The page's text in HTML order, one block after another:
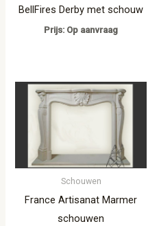
BellFires Derby met schouw
Prijs: Op aanvraag
Schouwen
France Artisanat Marmer
schouwen